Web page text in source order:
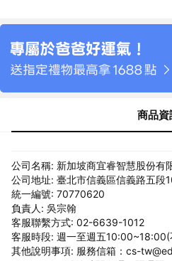
商品資
公司名稱: 新加坡商宜睿智慧股份有
公司地址: 臺北市信義區信義路五段
統一編號: 70770620
負責人: 吳宗翰
客服聯繫方式: 02-6639-1012
客服時段: 週一至週五10:00~18:00(
其他說明事項: 服務信箱：cs-